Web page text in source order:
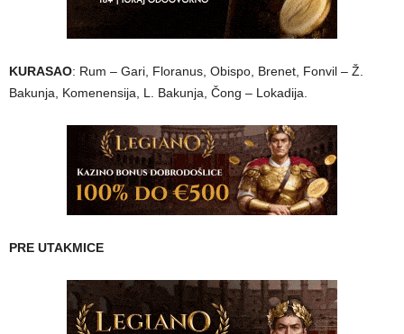
KURASAO: Rum – Gari, Floranus, Obispo, Brenet, Fonvil – Ž.
Bakunja, Komenensija, L. Bakunja, Čong – Lokadija.
PRE UTAKMICE